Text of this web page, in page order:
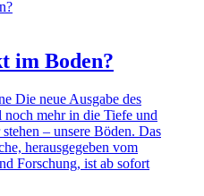
im Boden?
Die neue Ausgabe des
noch mehr in die Tiefe und
– unsere Böden. Das
herausgegeben vom
Forschung, ist ab sofort